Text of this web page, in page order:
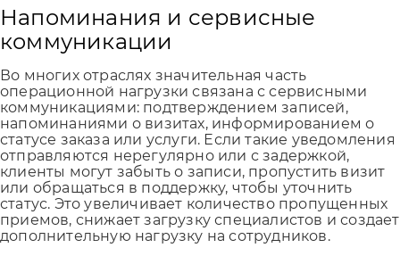
Напоминания и сервисные
коммуникации
Во многих отраслях значительная часть
операционной нагрузки связана с сервисными
коммуникациями: подтверждением записей,
напоминаниями о визитах, информированием о
статусе заказа или услуги. Если такие уведомления
отправляются нерегулярно или с задержкой,
клиенты могут забыть о записи, пропустить визит
или обращаться в поддержку, чтобы уточнить
статус. Это увеличивает количество пропущенных
приемов, снижает загрузку специалистов и создает
дополнительную нагрузку на сотрудников.